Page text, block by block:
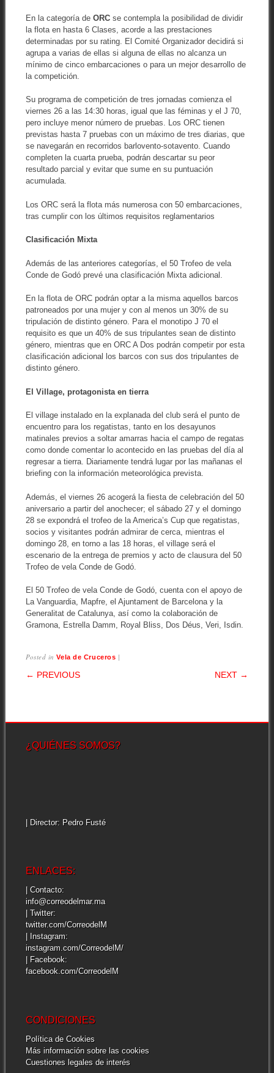
En la categoría de ORCse contempla la posibilidad de dividir
la flota en hasta 6 Clases, acorde a las prestaciones
determinadas por su rating. El Comité Organizador decidirá si
agrupa a varias de ellas si alguna de ellas no alcanza un
mínimo de cinco embarcaciones o para un mejor desarrollo de
la competición.
Su programa de competición de tres jornadas comienza el
viernes 26 a las 14:30 horas, igual que las féminas y el J 70,
pero incluye menor número de pruebas. Los ORC tienen
previstas hasta 7 pruebas con un máximo de tres diarias, que
se navegarán en recorridos barlovento-sotavento. Cuando
completen la cuarta prueba, podrán descartar su peor
resultado parcial y evitar que sume en su puntuación
acumulada.
Los ORC será la flota más numerosa con 50 embarcaciones,
tras cumplir con los últimos requisitos reglamentarios
Clasificación Mixta
Además de las anteriores categorías, el 50 Trofeo de vela
Conde de Godó prevé una clasificación Mixta adicional.
En la flota de ORC podrán optar a la misma aquellos barcos
patroneados por una mujer y con al menos un 30% de su
tripulación de distinto género. Para el monotipo J 70 el
requisito es que un 40% de sus tripulantes sean de distinto
género, mientras que en ORC A Dos podrán competir por esta
clasificación adicional los barcos con sus dos tripulantes de
distinto género.
El Village, protagonista en tierra
El village instalado en la explanada del club será el punto de
encuentro para los regatistas, tanto en los desayunos
matinales previos a soltar amarras hacia el campo de regatas
como donde comentar lo acontecido en las pruebas del día al
regresar a tierra. Diariamente tendrá lugar por las mañanas el
briefing con la información meteorológica prevista.
Además, el viernes 26 acogerá la fiesta de celebración del 50
aniversario a partir del anochecer; el sábado 27 y el domingo
28 se expondrá el trofeo de la America’s Cup que regatistas,
socios y visitantes podrán admirar de cerca, mientras el
domingo 28, en torno a las 18 horas, el village será el
escenario de la entrega de premios y acto de clausura del 50
Trofeo de vela Conde de Godó.
El 50 Trofeo de vela Conde de Godó, cuenta con el apoyo de
La Vanguardia, Mapfre, el Ajuntament de Barcelona y la
Generalitat de Catalunya, así como la colaboración de
Gramona, Estrella Damm, Royal Bliss, Dos Déus, Veri, Isdin.
Posted inVela de Cruceros |
POST NAVIGATION
← PREVIOUS NEXT →
¿QUIÉNES SOMOS?
| Director: Pedro Fusté
ENLACES:
| Contacto:
info@correodelmar.ma
| Twitter:
twitter.com/CorreodelM
| Instagram:
instagram.com/CorreodelM/
| Facebook:
facebook.com/CorreodelM
CONDICIONES
Política de Cookies
Más información sobre las cookies
Cuestiones legales de interés